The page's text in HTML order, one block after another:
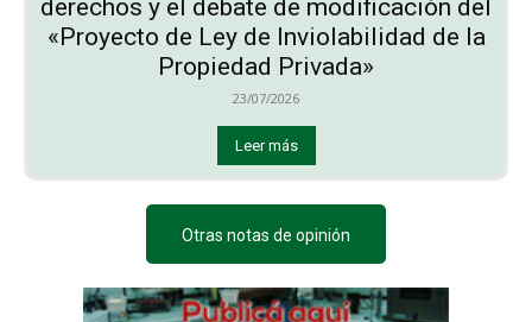
derechos y el debate de modificación del
«Proyecto de Ley de Inviolabilidad de la
Propiedad Privada»
23/07/2026
Leer más
Otras notas de opinión